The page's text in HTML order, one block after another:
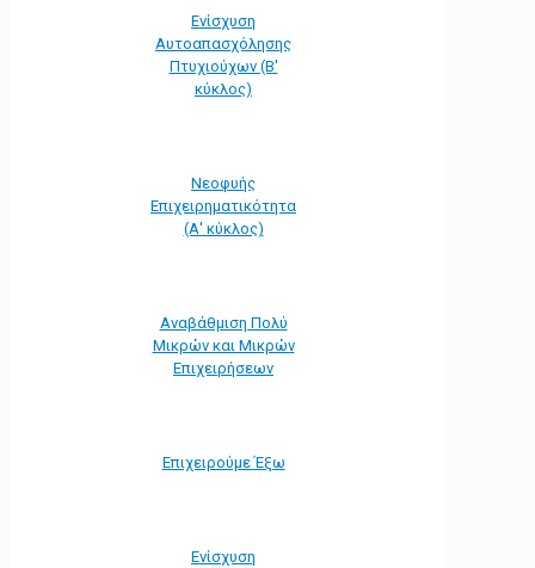
Ενίσχυση
Αυτοαπασχόλησης
Πτυχιούχων (Β'
κύκλος)
Νεοφυής
Επιχειρηματικότητα
(Α' κύκλος)
Αναβάθμιση Πολύ
Μικρών και Μικρών
Επιχειρήσεων
Επιχειρούμε Έξω
Ενίσχυση